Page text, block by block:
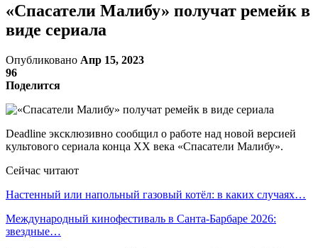
«Спасатели Малибу» получат ремейк в
виде сериала
Опубликовано Апр 15, 2023
96
Поделится
Deadline эксклюзивно сообщил о работе над новой версией
культового сериала конца XX века «Спасатели Малибу».
Сейчас читают
Настенный или напольный газовый котёл: в каких случаях…
Международный кинофестиваль в Санта-Барбаре 2026:
звездные…